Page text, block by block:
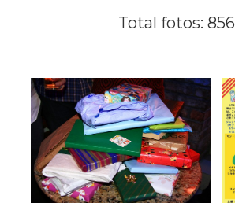
Total fotos: 856